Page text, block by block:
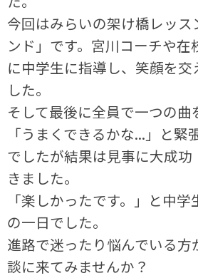
今回はみらいの架け橋レッ
ンド」です。宮川コーチや在
に中学生に指導し、笑顔を交
した。
そして最後に全員で一つの曲
「うまくできるかな...」と緊
でしたが結果は見事に大成功
きました。
「楽しかったです。」と中
の一日でした。
進路で迷ったり悩んでいる方
談に来てみませんか？